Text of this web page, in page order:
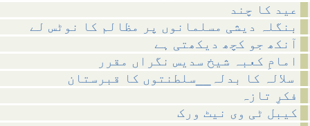
عید کا چند
بنگلہ دیشی مسلمانوں پر مظالم کا نوٹس لے
آنکھ جو کچھ دیکھتی ہے
امامِ کعبہ شیخ سدیس نگراں مقرر
فکرِ تازہ
کیبل ٹی وی نیٹ ورک